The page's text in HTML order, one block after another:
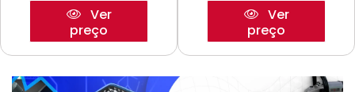
Ver
preço
Ver
preço